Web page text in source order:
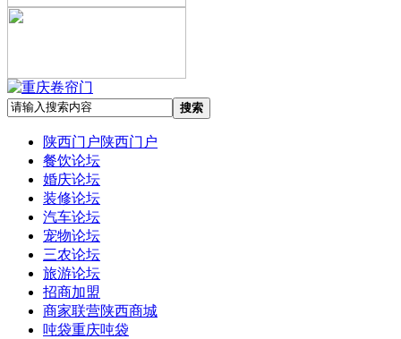
搜索
陕西门户陕西门户
餐饮论坛
婚庆论坛
装修论坛
汽车论坛
宠物论坛
三农论坛
旅游论坛
招商加盟
商家联营陕西商城
吨袋重庆吨袋